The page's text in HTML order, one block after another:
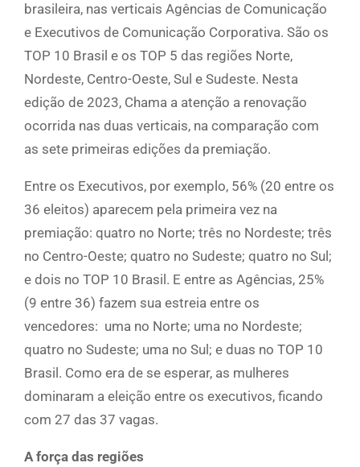
brasileira, nas verticais Agências de Comunicação
e Executivos de Comunicação Corporativa. São os
TOP 10 Brasil e os TOP 5 das regiões Norte,
Nordeste, Centro-Oeste, Sul e Sudeste. Nesta
edição de 2023, Chama a atenção a renovação
ocorrida nas duas verticais, na comparação com
as sete primeiras edições da premiação.
Entre os Executivos, por exemplo, 56% (20 entre os
36 eleitos) aparecem pela primeira vez na
premiação: quatro no Norte; três no Nordeste; três
no Centro-Oeste; quatro no Sudeste; quatro no Sul;
e dois no TOP 10 Brasil. E entre as Agências, 25%
(9 entre 36) fazem sua estreia entre os
vencedores: uma no Norte; uma no Nordeste;
quatro no Sudeste; uma no Sul; e duas no TOP 10
Brasil. Como era de se esperar, as mulheres
dominaram a eleição entre os executivos, ficando
com 27 das 37 vagas.
A força das regiões